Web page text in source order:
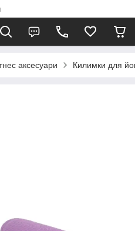
аксесуари Килимки для